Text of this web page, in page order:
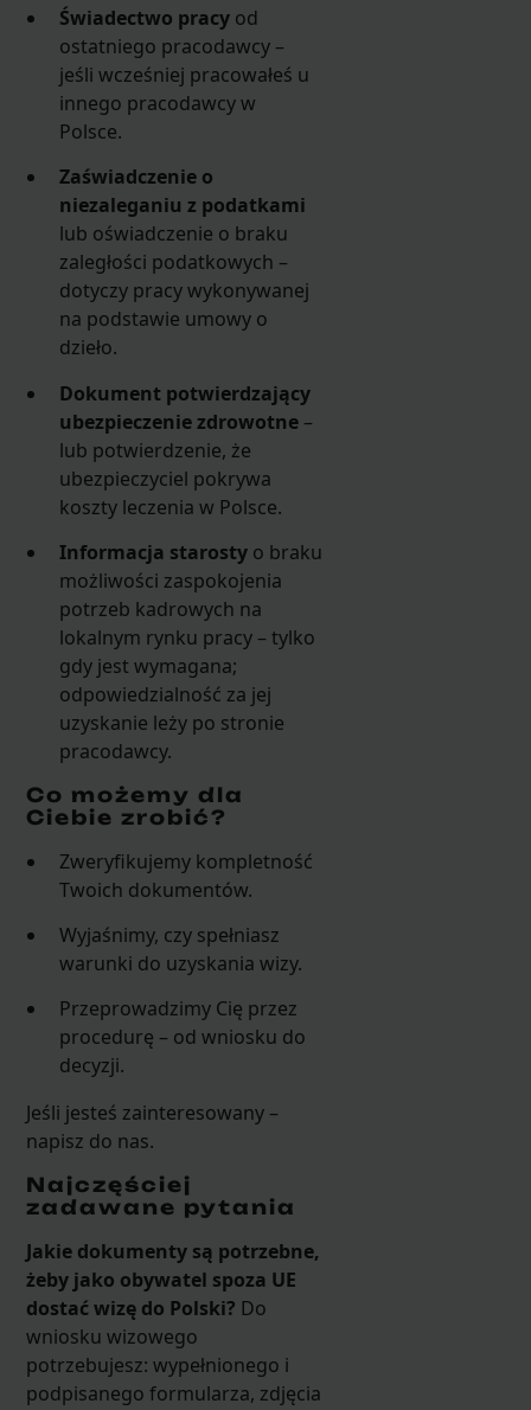
Świadectwo pracy od
ostatniego pracodawcy –
jeśli wcześniej pracowałeś u
innego pracodawcy w
Polsce.
Zaświadczenie o
niezaleganiu z podatkami
lub oświadczenie o braku
zaległości podatkowych –
dotyczy pracy wykonywanej
na podstawie umowy o
dzieło.
Dokument potwierdzający
ubezpieczenie zdrowotne –
lub potwierdzenie, że
ubezpieczyciel pokrywa
koszty leczenia w Polsce.
Informacja starosty o braku
możliwości zaspokojenia
potrzeb kadrowych na
lokalnym rynku pracy – tylko
gdy jest wymagana;
odpowiedzialność za jej
uzyskanie leży po stronie
pracodawcy.
Co możemy dla
Ciebie zrobić?
Zweryfikujemy kompletność
Twoich dokumentów.
Wyjaśnimy, czy spełniasz
warunki do uzyskania wizy.
Przeprowadzimy Cię przez
procedurę – od wniosku do
decyzji.
Jeśli jesteś zainteresowany –
napisz do nas.
Najczęściej
zadawane pytania
Jakie dokumenty są potrzebne,
żeby jako obywatel spoza UE
dostać wizę do Polski? Do
wniosku wizowego
potrzebujesz: wypełnionego i
podpisanego formularza, zdjęcia